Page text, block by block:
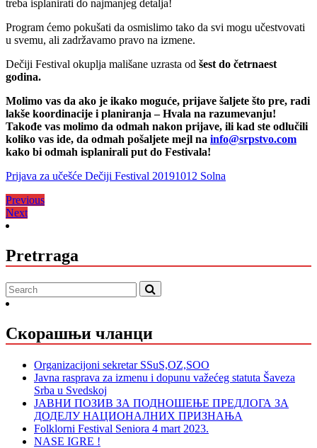
treba isplanirati do najmanjeg detalja!
Program ćemo pokušati da osmislimo tako da svi mogu učestvovati
u svemu, ali zadržavamo pravo na izmene.
Dečiji Festival okuplja mališane uzrasta od šest do četrnaest
godina.
Molimo vas da ako je ikako moguće, prijave šaljete što pre, radi
lakše koordinacije i planiranja –Hvala na razumevanju!
Takođe vas molimo da odmah nakon prijave, ili kad ste odlučili
koliko vas ide, da odmah pošaljete mejl na info@srpstvo.com
kako bi odmah isplanirali put do Festivala!
Prijava za učešće Dečiji Festival 20191012 Solna
Кретање
чланка
PreviousPrevious
NextNext
Pretrraga
Скорашњи чланци
Organizacijoni sekretar SSuS,OZ,SOO
Javna rasprava za izmenu i dopunu važećeg statuta Šaveza
Srba u Svedskoj
ЈАВНИ ПОЗИВ ЗА ПОДНОШЕЊЕ ПРЕДЛОГА ЗА
ДОДЕЛУ НАЦИОНАЛНИХ ПРИЗНАЊА
Folklorni Festival Seniora 4 mart 2023.
NASE IGRE !